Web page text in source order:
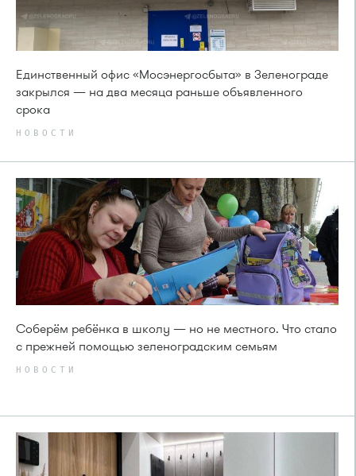
Единственный офис «Мосэнергосбыта» в Зеленограде
закрылся — на два месяца раньше объявленного
срока
НОВОСТИ
Соберём ребёнка в школу — но не местного. Что стало
с прежней помощью зеленоградским семьям
НОВОСТИ